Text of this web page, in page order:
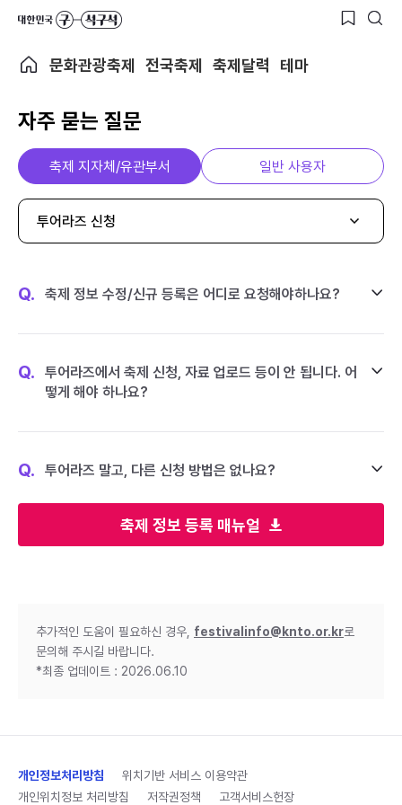
문화관광축제 전국축제 축제달력 테마
자주 묻는 질문
축제 정보 등록 매뉴얼
축제 지자체/유관부서 일반 사용자
투어라즈 신청
Q. 축제 정보 수정/신규 등록은 어디로 요청해야하나요?
Q.
투어라즈에서 축제 신청, 자료 업로드 등이 안 됩니다. 어
떻게 해야 하나요?
Q. 투어라즈 말고, 다른 신청 방법은 없나요?
추가적인 도움이 필요하신 경우, festivalinfo@knto.or.kr로
문의해 주시길 바랍니다.
*최종 업데이트 : 2026.06.10
개인정보처리방침
위치기반 서비스 이용약관
개인위치정보 처리방침
저작권정책 고객서비스헌장